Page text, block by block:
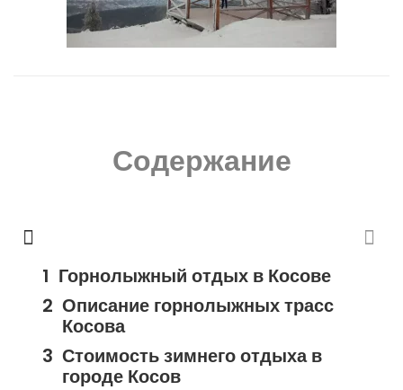
Содержание
Горнолыжный отдых в Косове
Описание горнолыжных трасс
Косова
Стоимость зимнего отдыха в
городе Косов